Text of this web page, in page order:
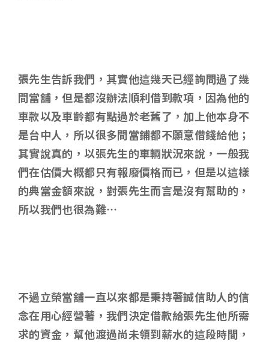
張先生告訴我們，其實他這幾天已經詢問過了幾
間當舖，但是都沒辦法順利借到款項，因為他的
車款以及車齡都有點過於老舊了，加上他本身不
是台中人，所以很多間當鋪都不願意借錢給他；
其實說真的，以張先生的車輛狀況來說，一般我
們在估價大概都只有報廢價格而已，但是以這樣
的典當金額來說，對張先生而言是沒有幫助的，
所以我們也很為難…
不過立榮當舖一直以來都是秉持著誠信助人的信
念在用心經營著，我們決定借款給張先生他所需
求的資金，幫他渡過尚未領到薪水的這段時間，